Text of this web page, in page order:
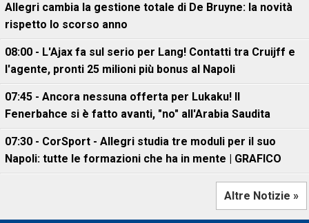
Allegri cambia la gestione totale di De Bruyne: la novità
rispetto lo scorso anno
08:00 - L'Ajax fa sul serio per Lang! Contatti tra Cruijff e
l'agente, pronti 25 milioni più bonus al Napoli
07:45 - Ancora nessuna offerta per Lukaku! Il
Fenerbahce si è fatto avanti, "no" all'Arabia Saudita
07:30 - CorSport - Allegri studia tre moduli per il suo
Napoli: tutte le formazioni che ha in mente | GRAFICO
Altre Notizie »